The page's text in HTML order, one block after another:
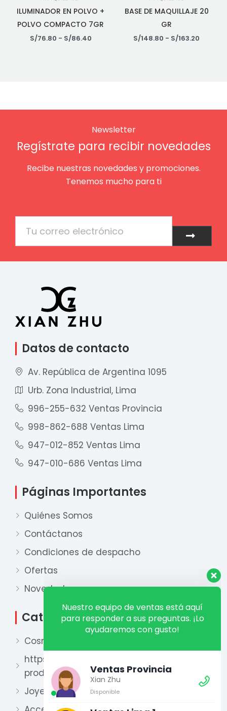
ILUMINADOR EN POLVO +
POLVO COMPACTO 7GR
S/76.80 - S/86.40
BASE DE MAQUILLAJE 20
GR
S/148.80 - S/163.20
Newsletter
Regístrate para recibir novedades
Recibe nuestras novedades y promociones.
Tenemos mucho para ti
Enviar
Datos de contacto
Av. República de Argentina 1095
Urb. Zona Industrial, Lima
996-255-632 Ventas Provincia
998-862-688 Ventas Lima
947-012-852 Ventas Lima
947-010-686 Ventas Lima
Páginas Importantes
Quiénes Somos
Contáctanos
Condiciones de despacho
Ofertas
Novedades
Categorías
Cosmética
https://xianzhu.pe/categoria-
producto/perfumeria-2/
Joyería
para responder a sus preguntas. ¡Lo
Ventas Provincia
Ventas Lima 1
Xian Zhu